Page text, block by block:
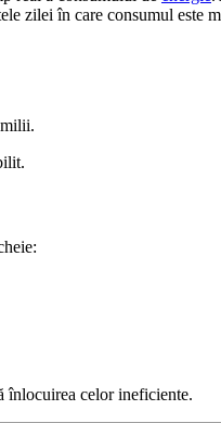
zilei în care consumul este
înlocuirea celor ineficiente.